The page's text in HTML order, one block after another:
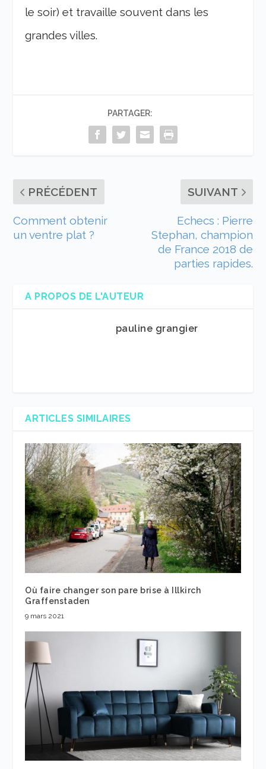
le soir) et travaille souvent dans les
grandes villes.
PARTAGER:
PRÉCÉDENT
Comment obtenir
un ventre plat ?
SUIVANT
Echecs : Pierre
Stephan, champion
de France 2018 de
parties rapides.
A PROPOS DE L'AUTEUR
pauline grangier
ARTICLES SIMILAIRES
Où faire changer son pare brise à Illkirch
Graffenstaden
9 mars 2021